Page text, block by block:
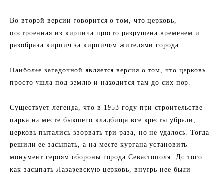
Во второй версии говорится о том, что церковь,
построенная из кирпича просто разрушена временем и
разобрана кирпич за кирпичом жителями города.
Наиболее загадочной является версия о том, что церковь
просто ушла под землю и находится там до сих пор.
Существует легенда, что в 1953 году при строительстве
парка на месте бывшего кладбища все кресты убрали,
церковь пытались взорвать три раза, но не удалось. Тогда
решили ее засыпать, а на месте кургана установить
монумент героям обороны города Севастополя. До того
как засыпать Лазаревскую церковь, внутрь нее были